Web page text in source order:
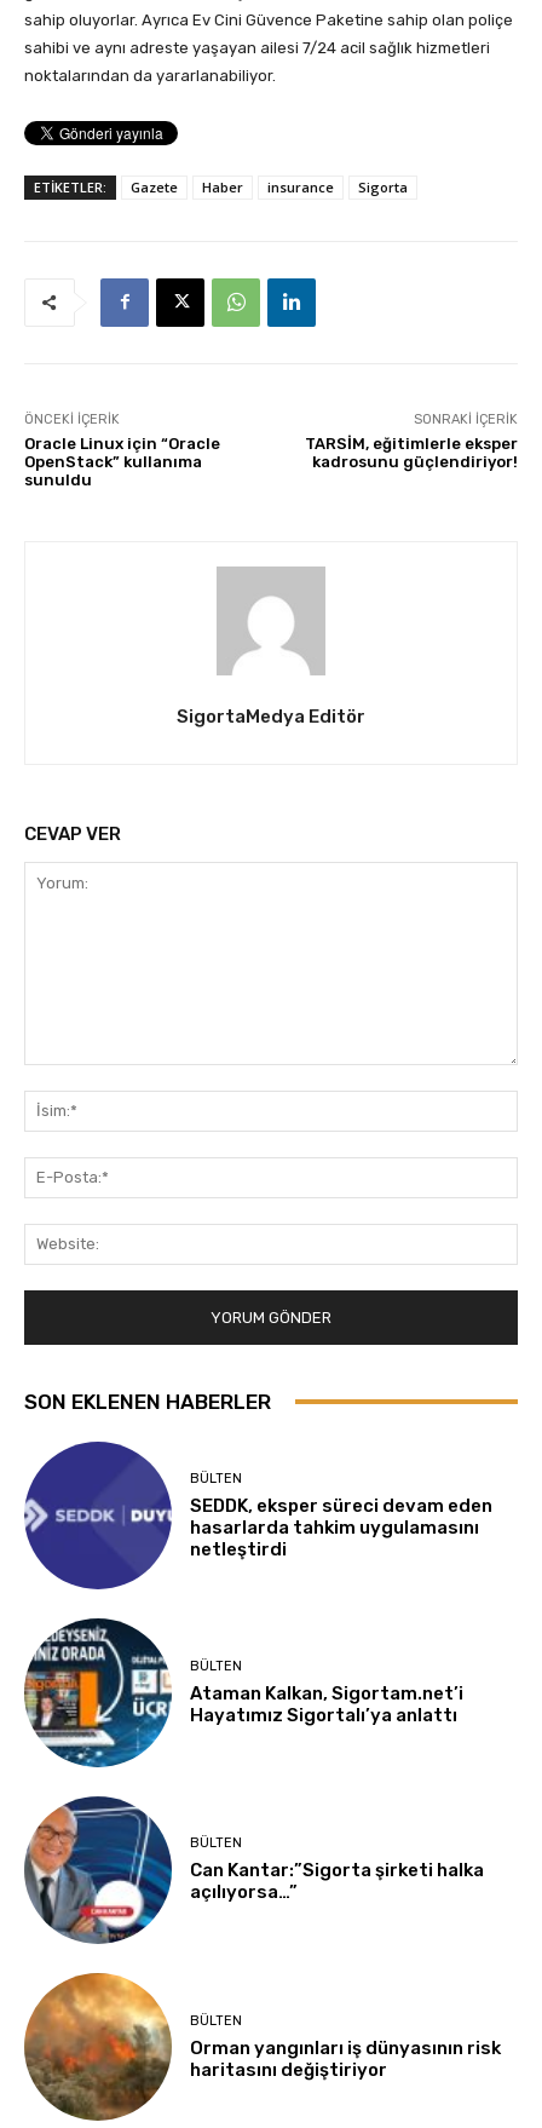
sahip oluyorlar. Ayrıca Ev Cini Güvence Paketine sahip olan poliçe
sahibi ve aynı adreste yaşayan ailesi 7/24 acil sağlık hizmetleri
noktalarından da yararlanabiliyor.
ETİKETLER: Gazete Haber insurance Sigorta
ÖNCEKI İÇERIK
Oracle Linux için “Oracle
OpenStack” kullanıma
sunuldu
SONRAKI İÇERIK
TARSİM, eğitimlerle eksper
kadrosunu güçlendiriyor!
SigortaMedya Editör
CEVAP VER
SON EKLENEN HABERLER
BÜLTEN
SEDDK, eksper süreci devam eden
hasarlarda tahkim uygulamasını
netleştirdi
BÜLTEN
Ataman Kalkan, Sigortam.net’i
Hayatımız Sigortalı’ya anlattı
BÜLTEN
Can Kantar:”Sigorta şirketi halka
açılıyorsa…”
BÜLTEN
Orman yangınları iş dünyasının risk
haritasını değiştiriyor